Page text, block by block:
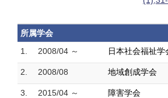
所属学会
1.
2008/04 ～ 日本社会福祉学
2. 2008/08 地域創成学会
3. 2015/04 ～ 障害学会